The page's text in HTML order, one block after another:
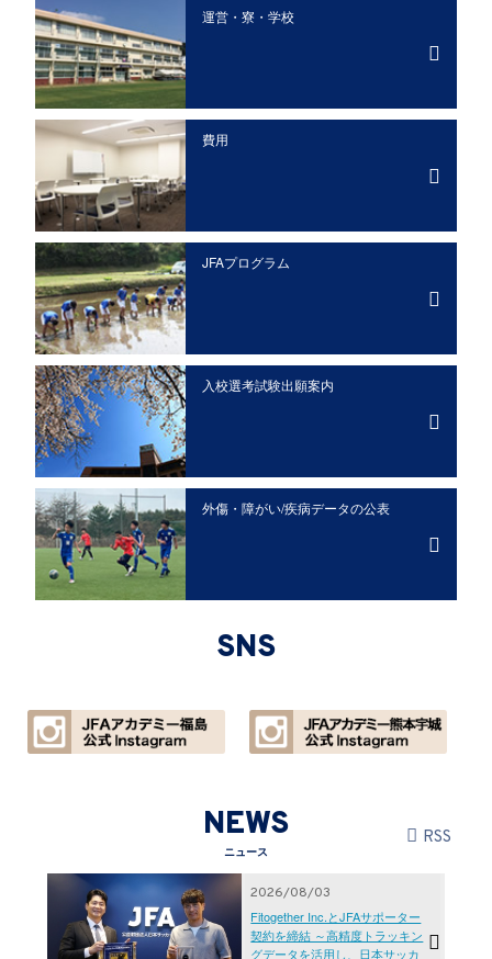
運営・寮・学校
費用
JFAプログラム
入校選考試験出願案内
外傷・障がい/疾病データの公表
SNS
NEWS
ニュース
RSS
2026/08/03
Fitogether Inc.とJFAサポーター
契約を締結 ～高精度トラッキン
グデータを活用し、日本サッカ